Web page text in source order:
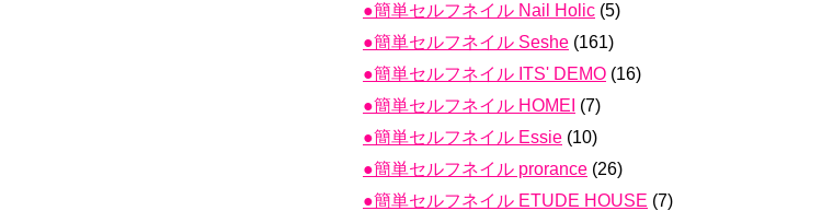
●簡単セルフネイル Nail Holic (5)
●簡単セルフネイル Seshe (161)
●簡単セルフネイル ITS' DEMO (16)
●簡単セルフネイル HOMEI (7)
●簡単セルフネイル Essie (10)
●簡単セルフネイル prorance (26)
●簡単セルフネイル ETUDE HOUSE (7)